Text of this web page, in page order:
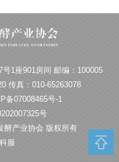
1座901房间 邮编：100005
传真：010-65263078
备07008465号-1
号
酵产业协会 版权所有
服